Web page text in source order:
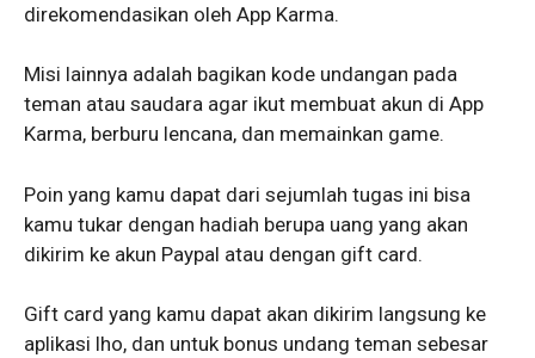
direkomendasikan oleh App Karma.
Misi lainnya adalah bagikan kode undangan pada
teman atau saudara agar ikut membuat akun di App
Karma, berburu lencana, dan memainkan game.
Poin yang kamu dapat dari sejumlah tugas ini bisa
kamu tukar dengan hadiah berupa uang yang akan
dikirim ke akun Paypal atau dengan gift card.
Gift card yang kamu dapat akan dikirim langsung ke
aplikasi lho, dan untuk bonus undang teman sebesar